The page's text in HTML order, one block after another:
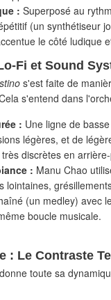
: Superposé au
(un synthétiseur
le côté ludique
Fi et Sound
s'est faite de
s'entend dans
: Une ligne de
légères, et de
discrètes en
: Manu Chao
lointaines,
(un medley) avec
boucle musicale.
: Le Contraste
toute sa